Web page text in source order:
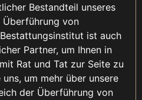
Bestandteil unseres
von
ist auch
Partner, um Ihnen in
Rat und Tat zur Seite zu
um mehr über unsere
der Überführung von